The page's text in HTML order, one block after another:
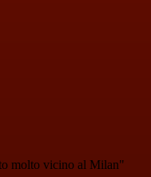
molto vicino al Milan"